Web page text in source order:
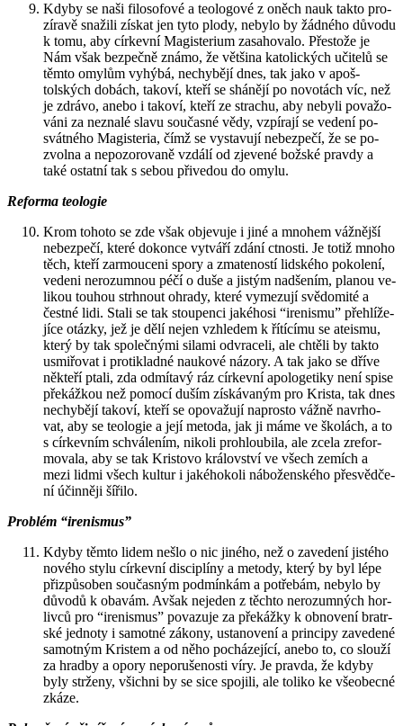
Kdyby se naši fi­lo­so­fo­vé a te­o­lo­go­vé z oněch nauk takto pro­
zí­ra­vě sna­ži­li zís­kat jen tyto plody, ne­by­lo by žád­né­ho dů­vo­du
k tomu, aby cír­kev­ní Magis­te­ri­um za­sa­ho­va­lo. Přes­to­že je
Nám však bez­peč­ně známo, že vět­ši­na ka­to­lic­kých uči­te­lů se
těmto omy­lům vy­hý­bá, ne­chy­bě­jí dnes, tak jako v apoš­
tolských do­bách, ta­ko­ví, kteří se shá­ně­jí po no­vo­tách víc, než
je zdrá­vo, anebo i ta­ko­ví, kteří ze stra­chu, aby ne­by­li po­va­žo­
vá­ni za ne­zna­lé slavu sou­čas­né vědy, vzpí­ra­jí se ve­de­ní po­
svát­né­ho Magis­te­ria, čímž se vy­sta­vu­jí ne­bez­pe­čí, že se po­
zvol­na a ne­po­zo­ro­va­ně vzdá­lí od zje­ve­né bož­ské prav­dy a
také ostat­ní tak s sebou při­ve­dou do omylu.
Re­for­ma te­o­lo­gie
Krom to­ho­to se zde však ob­je­vu­je i jiné a mno­hem váž­něj­ší
ne­bez­pe­čí, které do­kon­ce vy­tvá­ří zdání ctnos­ti. Je totiž mnoho
těch, kteří za­rmou­ce­ni spory a zma­te­nos­tí lid­ské­ho po­ko­le­ní,
ve­de­ni ne­ro­zum­nou péčí o duše a jis­tým nad­še­ním, pla­nou ve­
li­kou tou­hou strh­nout ohra­dy, které vy­me­zu­jí svě­do­mi­té a
čest­né lidi. Stali se tak stou­pen­ci ja­ké­ho­si “ire­nis­mu” pře­hlí­že­
jí­ce otáz­ky, jež je dělí nejen vzhle­dem k ří­tí­cí­mu se ate­is­mu,
který by tak spo­leč­ný­mi si­la­mi od­vra­ce­li, ale chtě­li by takto
usmi­řo­vat i pro­ti­klad­né nau­ko­vé ná­zo­ry. A tak jako se dříve
ně­kte­ří ptali, zda od­mí­ta­vý ráz cír­kev­ní apo­lo­ge­ti­ky není spise
pře­káž­kou než po­mo­cí duším zís­ká­va­ným pro Kris­ta, tak dnes
ne­chy­bě­jí ta­ko­ví, kteří se opo­va­žu­jí na­pros­to vážně na­vr­ho­
vat, aby se te­o­lo­gie a její me­to­da, jak ji máme ve ško­lách, a to
s cír­kev­ním schvá­le­ním, ni­ko­li pro­hlou­bi­la, ale zcela zre­for­
mo­va­la, aby se tak Kris­to­vo krá­lov­ství ve všech ze­mích a
mezi lidmi všech kul­tur i ja­ké­ho­ko­li ná­bo­žen­ské­ho pře­svěd­če­
ní účin­ně­ji ší­ři­lo.
Pro­blém “ire­nis­mus”
Kdyby těmto lidem nešlo o nic ji­né­ho, než o za­ve­de­ní jis­té­ho
no­vé­ho stylu cír­kev­ní dis­ci­plí­ny a me­to­dy, který by byl lépe
při­způ­so­ben sou­čas­ným pod­mín­kám a po­tře­bám, ne­by­lo by
dů­vo­dů k oba­vám. Avšak ne­je­den z těch­to ne­ro­zum­ných hor­
liv­ců pro “ire­nis­mus” po­va­zu­je za pře­káž­ky k ob­no­ve­ní bra­tr­
ské jed­no­ty i sa­mot­né zá­ko­ny, usta­no­ve­ní a prin­ci­py za­ve­de­né
sa­mot­ným Kris­tem a od něho po­chá­ze­jí­cí, anebo to, co slou­ží
za hrad­by a opory ne­po­ru­še­nos­ti víry. Je prav­da, že kdyby
byly str­že­ny, všich­ni by se sice spo­ji­li, ale to­li­ko ke vše­o­bec­né
zkáze.